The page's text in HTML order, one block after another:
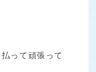
って頑張って